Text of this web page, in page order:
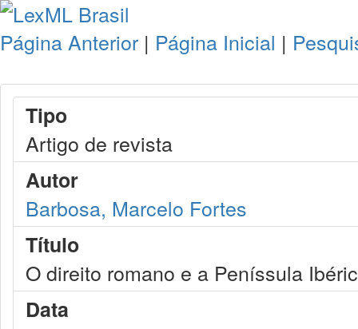
Página Anterior | Página Inicial |
Tipo
Artigo de revista
Autor
Barbosa, Marcelo Fortes
Título
O direito romano e a Peníssula
Data